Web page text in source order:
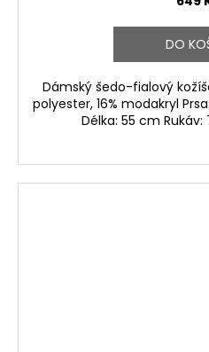
DO
Dámský šedo-fialový
polyester, 16% modakryl
Délka: 55 cm